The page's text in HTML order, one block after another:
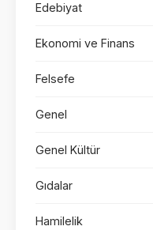
Edebiyat
Ekonomi ve Finans
Felsefe
Genel
Genel Kültür
Gıdalar
Hamilelik